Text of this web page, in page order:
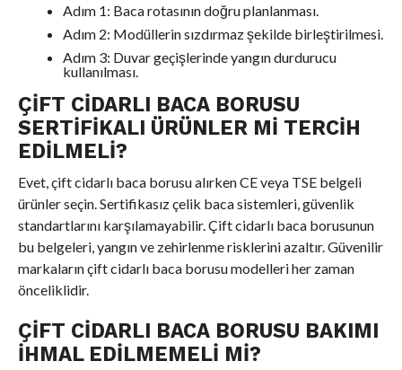
Adım 1: Baca rotasının doğru planlanması.
Adım 2: Modüllerin sızdırmaz şekilde birleştirilmesi.
Adım 3: Duvar geçişlerinde yangın durdurucu
kullanılması.
ÇIFT CIDARLI BACA BORUSU
SERTIFIKALI ÜRÜNLER MI TERCIH
EDILMELI?
Evet, çift cidarlı baca borusu alırken CE veya TSE belgeli
ürünler seçin. Sertifikasız çelik baca sistemleri, güvenlik
standartlarını karşılamayabilir. Çift cidarlı baca borusunun
bu belgeleri, yangın ve zehirlenme risklerini azaltır. Güvenilir
markaların çift cidarlı baca borusu modelleri her zaman
önceliklidir.
ÇIFT CIDARLI BACA BORUSU BAKIMI
İHMAL EDILMEMELI MI?